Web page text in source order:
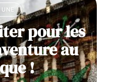
pour les
au
!